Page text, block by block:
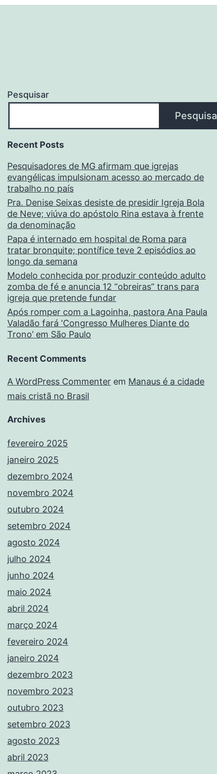
Pesquisar
Recent Posts
Pesquisadores de MG afirmam que igrejas
evangélicas impulsionam acesso ao mercado de
trabalho no país
Pra. Denise Seixas desiste de presidir Igreja Bola
de Neve; viúva do apóstolo Rina estava à frente
da denominação
Papa é internado em hospital de Roma para
tratar bronquite; pontífice teve 2 episódios ao
longo da semana
Modelo conhecida por produzir conteúdo adulto
zomba de fé e anuncia 12 “obreiras” trans para
igreja que pretende fundar
Após romper com a Lagoinha, pastora Ana Paula
Valadão fará ‘Congresso Mulheres Diante do
Trono’ em São Paulo
Recent Comments
A WordPress Commenter em Manaus é a cidade
mais cristã no Brasil
Archives
fevereiro 2025
janeiro 2025
dezembro 2024
novembro 2024
outubro 2024
setembro 2024
agosto 2024
julho 2024
junho 2024
maio 2024
abril 2024
março 2024
fevereiro 2024
janeiro 2024
dezembro 2023
novembro 2023
outubro 2023
setembro 2023
agosto 2023
abril 2023